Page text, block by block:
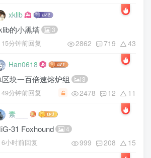
xklib
的小黑塔 3
15分钟前回复 2862 719 43
Han0618
区块一百倍速熔炉组 3
49分钟前回复 2478 12 11
素___
31 Foxhound 4
6小时前回复 999 208 15